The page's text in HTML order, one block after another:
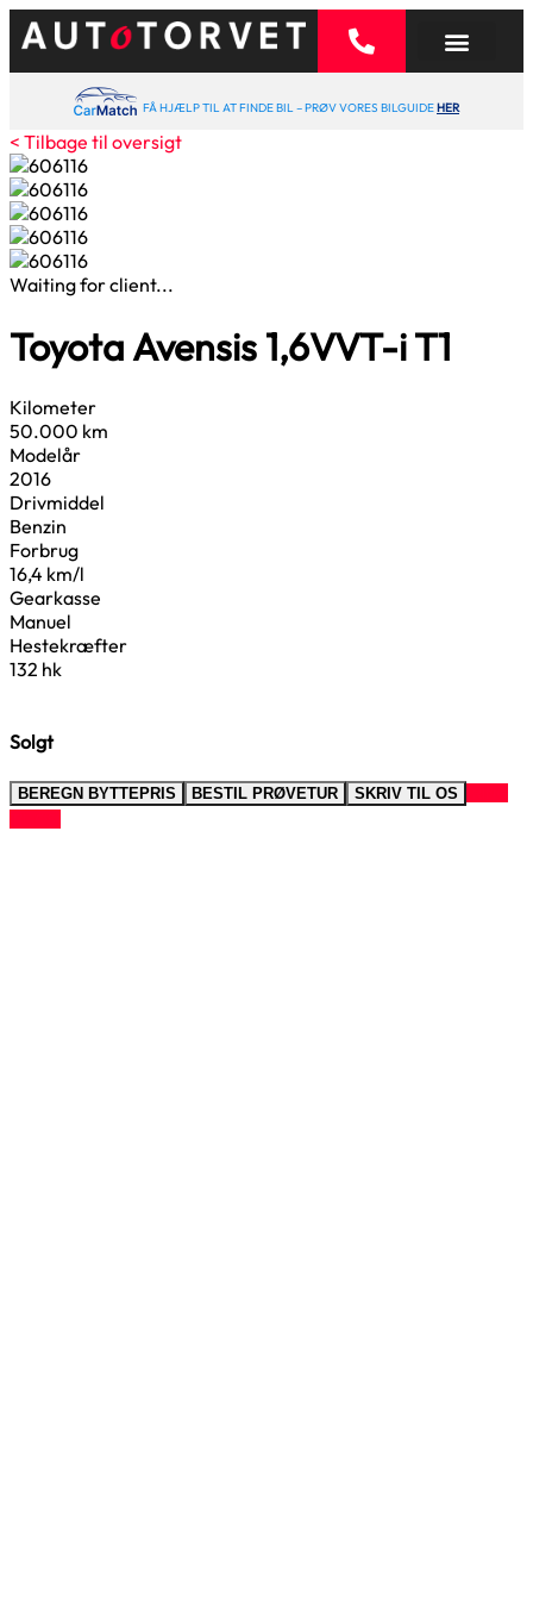
FÅ HJÆLP TIL AT FINDE BIL – PRØV VORES BILGUIDEHER
< Tilbage til oversigt
Waiting for client...
Toyota Avensis 1,6VVT-i T1
Kilometer
50.000 km
Modelår
2016
Drivmiddel
Benzin
Forbrug
16,4 km/l
Gearkasse
Manuel
Hestekræfter
132 hk
Solgt
BEREGN BYTTEPRIS BESTIL PRØVETUR SKRIV TIL OS